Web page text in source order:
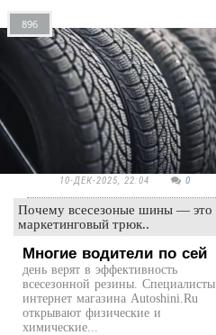
896
10-ДЕК-2025, 22:04 0
Почему всесезоные шины — это
маркетинговый трюк..
Многие водители по сей
день верят в эффективность
всесезонной резины. Специалисты
интернет магазина Autoshini.Ru
открывают физические и
химические...